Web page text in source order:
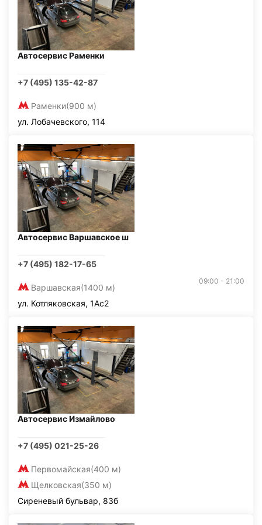
Автосервис Раменки
+7 (495) 135-42-87
Раменки(900 м)
ул. Лобачевского, 114
Автосервис Варшавское ш
+7 (495) 182-17-65
Варшавская(1400 м)
09:00 - 21:00
ул. Котляковская, 1Ас2
Автосервис Измайлово
+7 (495) 021-25-26
Первомайская(400 м)
Щелковская(350 м)
Сиреневый бульвар, 83б